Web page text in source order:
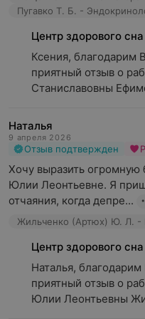
Сеанс
Первичный
психотерапевтом и
сложившихся
решении которых
Пугавко Т. Б. -
Центр здорового сна
Ксения, благодарим
приятный отзыв о
Станиславовны
Наталья
9 апреля 2026
Отзыв подтвержден
Хочу выразить огромную
Юлии Леонтьевне. Я
отчаяния, когда депре...
Жильченко (Артюх) Ю. Л. -
Центр здорового сна
Наталья,
приятный отзыв о
Юлии Леонтьевны